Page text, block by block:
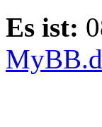
Es ist: